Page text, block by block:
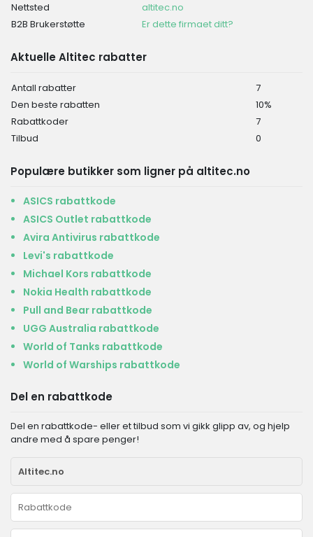
Nettsted
altitec.no
B2B Brukerstøtte
Er dette firmaet ditt?
Aktuelle Altitec rabatter
Antall rabatter
7
Den beste rabatten
10%
Rabattkoder
7
Tilbud
0
Populære butikker som ligner på altitec.no
ASICS rabattkode
ASICS Outlet rabattkode
Avira Antivirus rabattkode
Levi's rabattkode
Michael Kors rabattkode
Nokia Health rabattkode
Pull and Bear rabattkode
UGG Australia rabattkode
World of Tanks rabattkode
World of Warships rabattkode
Del en rabattkode
Del en rabattkode- eller et tilbud som vi gikk glipp av, og hjelp
andre med å spare penger!